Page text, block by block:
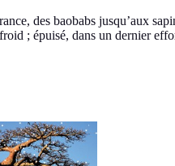
des baobabs jusqu’aux
; épuisé, dans un dernier